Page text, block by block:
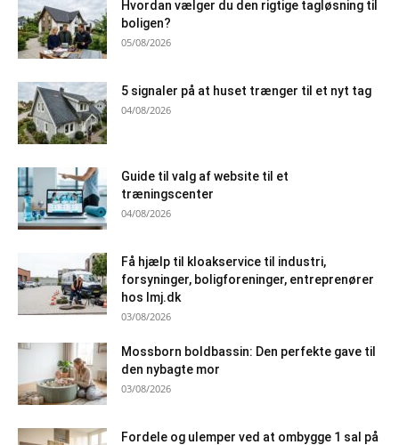
Hvordan vælger du den rigtige tagløsning til
boligen?
05/08/2026
5 signaler på at huset trænger til et nyt tag
04/08/2026
Guide til valg af website til et
træningscenter
04/08/2026
Få hjælp til kloakservice til industri,
forsyninger, boligforeninger, entreprenører
hos lmj.dk
03/08/2026
Mossborn boldbassin: Den perfekte gave til
den nybagte mor
03/08/2026
Fordele og ulemper ved at ombygge 1 sal på